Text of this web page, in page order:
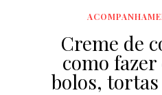
Creme de
como
bolos,